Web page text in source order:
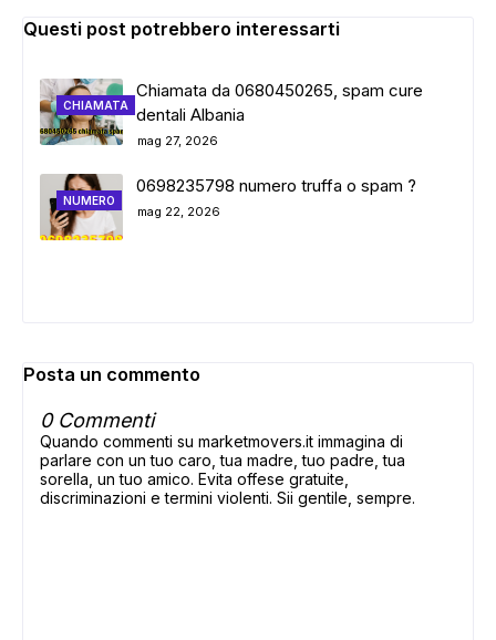
Questi post potrebbero interessarti
CHIAMATA
Chiamata da 0680450265, spam cure
dentali Albania
mag 27, 2026
NUMERO
0698235798 numero truffa o spam ?
mag 22, 2026
Posta un commento
0 Commenti
Quando commenti su marketmovers.it immagina di
parlare con un tuo caro, tua madre, tuo padre, tua
sorella, un tuo amico. Evita offese gratuite,
discriminazioni e termini violenti. Sii gentile, sempre.